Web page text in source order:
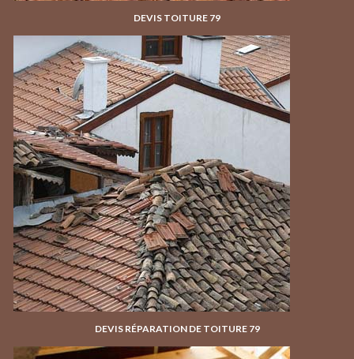
DEVIS TOITURE 79
DEVIS RÉPARATION DE TOITURE 79